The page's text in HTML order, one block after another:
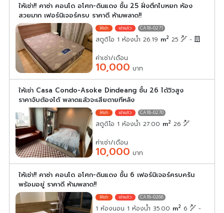
ให้เช่า!! คาซ่า คอนโด อโศก-ดินแดง ชั้น 25 ฝั่งตึกไบหยก ห้อง
สวยมาก เฟอร์นิเจอร์ครบ ราคาดี ห้ามพลาด!!
CA18-0271
สตูดิโอ 1 ห้องน้ำ 26.19 m2 25 -
ค่าเช่า/เดือน
10,000 บาท
ให้เช่า Casa Condo-Asoke Dindeang ชั้น 26 ได้วิวสูง
ราคาจับต้องได้ พลาดแล้วจะเสียดายทีหลัง
CA18-0270
สตูดิโอ 1 ห้องน้ำ 27.00 m2 26
ค่าเช่า/เดือน
10,000 บาท
ให้เช่า!! คาซ่า คอนโด อโศก-ดินแดง ชั้น 6 เฟอร์นิเจอร์ครบครัน
พร้อมอยู่ ราคาดี ห้ามพลาด!!
CA18-0268
1 ห้องนอน 1 ห้องน้ำ 35.00 m2 6 -